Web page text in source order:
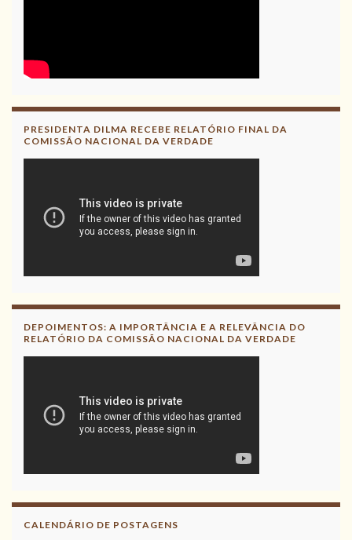
PRESIDENTA DILMA RECEBE RELATÓRIO FINAL DA
COMISSÃO NACIONAL DA VERDADE
DEPOIMENTOS: A IMPORTÂNCIA E A RELEVÂNCIA DO
RELATÓRIO DA COMISSÃO NACIONAL DA VERDADE
CALENDÁRIO DE POSTAGENS